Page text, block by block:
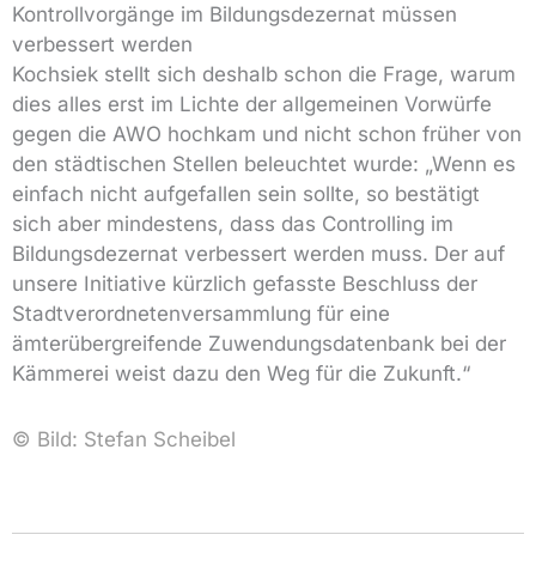
Kontrollvorgänge im Bildungsdezernat müssen
verbessert werden
Kochsiek stellt sich deshalb schon die Frage, warum
dies alles erst im Lichte der allgemeinen Vorwürfe
gegen die AWO hochkam und nicht schon früher von
den städtischen Stellen beleuchtet wurde: „Wenn es
einfach nicht aufgefallen sein sollte, so bestätigt
sich aber mindestens, dass das Controlling im
Bildungsdezernat verbessert werden muss. Der auf
unsere Initiative kürzlich gefasste Beschluss der
Stadtverordnetenversammlung für eine
ämterübergreifende Zuwendungsdatenbank bei der
Kämmerei weist dazu den Weg für die Zukunft.“
© Bild: Stefan Scheibel